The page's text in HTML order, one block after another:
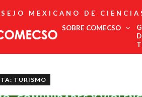
MEXICANO DE
SOBRE COMECSO
TURISMO